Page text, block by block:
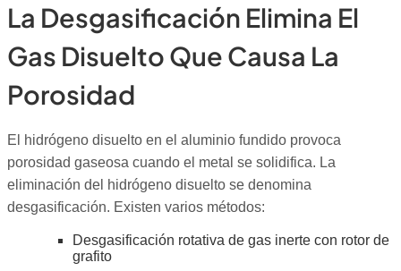
La Desgasificación Elimina El
Gas Disuelto Que Causa La
Porosidad
El hidrógeno disuelto en el aluminio fundido provoca
porosidad gaseosa cuando el metal se solidifica. La
eliminación del hidrógeno disuelto se denomina
desgasificación. Existen varios métodos:
Desgasificación rotativa de gas inerte con rotor de
grafito